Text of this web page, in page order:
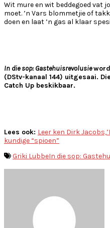
Wit mure en wit beddegoed vat
moet. ’n Vars blommetjie of
doen en laat ’n gas al klaar
In die sop: Gastehuisrevolusie
(DStv-kanaal 144) uitgesaai.
Catch Up beskikbaar.
Lees ook: Leer ken Dirk
kundige “spioen”
Griki LubbeIn die sop: